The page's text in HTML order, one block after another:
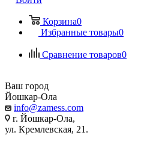
Корзина0
Избранные товары0
Сравнение товаров0
Ваш город
Йошкар-Ола
info@zamess.com
г. Йошкар-Ола,
ул. Кремлевская, 21.